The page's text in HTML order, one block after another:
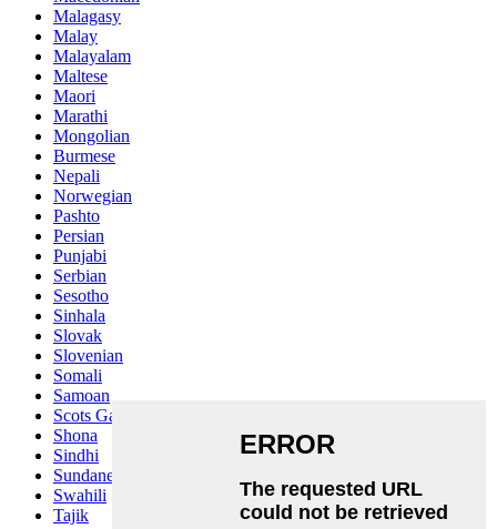
Malagasy
Malay
Malayalam
Maltese
Maori
Marathi
Mongolian
Burmese
Nepali
Norwegian
Pashto
Persian
Punjabi
Serbian
Sesotho
Sinhala
Slovak
Slovenian
Somali
Samoan
Scots Gaelic
Shona
Sindhi
Sundanese
Swahili
Tajik